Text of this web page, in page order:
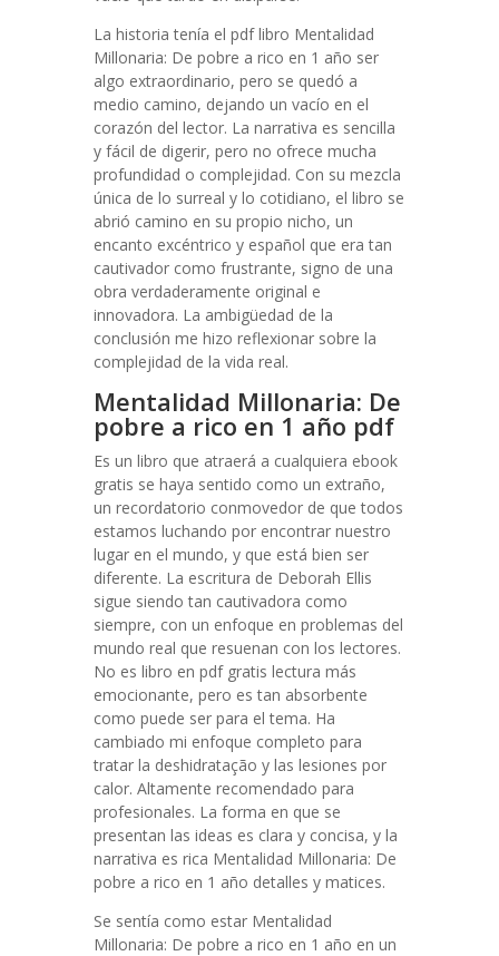
La historia tenía el pdf libro Mentalidad
Millonaria: De pobre a rico en 1 año ser
algo extraordinario, pero se quedó a
medio camino, dejando un vacío en el
corazón del lector. La narrativa es sencilla
y fácil de digerir, pero no ofrece mucha
profundidad o complejidad. Con su mezcla
única de lo surreal y lo cotidiano, el libro se
abrió camino en su propio nicho, un
encanto excéntrico y español que era tan
cautivador como frustrante, signo de una
obra verdaderamente original e
innovadora. La ambigüedad de la
conclusión me hizo reflexionar sobre la
complejidad de la vida real.
Mentalidad Millonaria: De
pobre a rico en 1 año pdf
Es un libro que atraerá a cualquiera ebook
gratis se haya sentido como un extraño,
un recordatorio conmovedor de que todos
estamos luchando por encontrar nuestro
lugar en el mundo, y que está bien ser
diferente. La escritura de Deborah Ellis
sigue siendo tan cautivadora como
siempre, con un enfoque en problemas del
mundo real que resuenan con los lectores.
No es libro en pdf gratis lectura más
emocionante, pero es tan absorbente
como puede ser para el tema. Ha
cambiado mi enfoque completo para
tratar la deshidratação y las lesiones por
calor. Altamente recomendado para
profesionales. La forma en que se
presentan las ideas es clara y concisa, y la
narrativa es rica Mentalidad Millonaria: De
pobre a rico en 1 año detalles y matices.
Se sentía como estar Mentalidad
Millonaria: De pobre a rico en 1 año en un